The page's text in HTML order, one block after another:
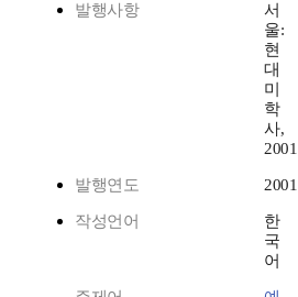
발행사항
서
울:
현
대
미
학
사,
2001
발행연도 2001
작성언어
한
국
어